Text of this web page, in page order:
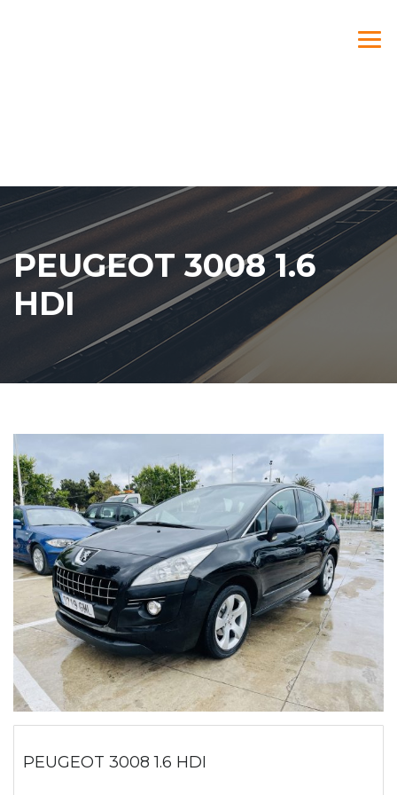
PEUGEOT 3008 1.6
HDI
PEUGEOT 3008 1.6 HDI